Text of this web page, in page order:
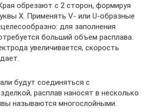
обрезают с 2 сторон, формируя
X. Применять V- или U-образные
для заполнения
больший объем расплава.
увеличивается, скорость
будут соединяться с
расплав наносят в несколько
называются многослойными.